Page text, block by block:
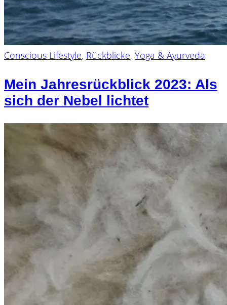
Conscious Lifestyle, Rückblicke, Yoga & Ayurveda
Mein Jahresrückblick 2023: Als
sich der Nebel lichtet